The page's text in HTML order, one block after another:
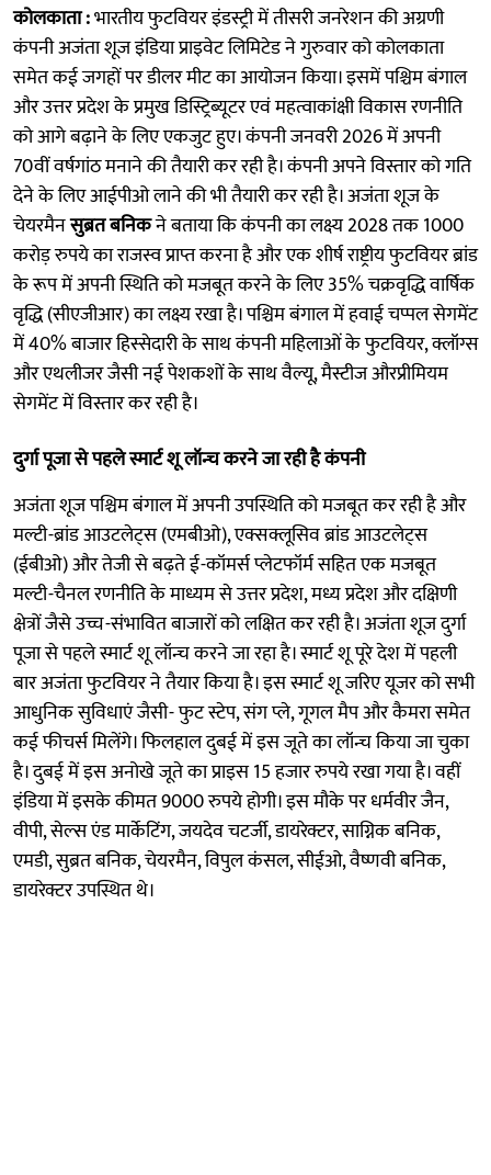
कोलकाता :भारतीय फुटवियर इंडस्ट्री में तीसरी जनरेशन की अग्रणी
कंपनी अजंता शूज इंडिया प्राइवेट लिमिटेड ने गुरुवार को कोलकाता
समेत कई जगहों पर डीलर मीट का आयोजन किया। इसमें पश्चिम बंगाल
और उत्तर प्रदेश के प्रमुख डिस्ट्रिब्यूटर एवं महत्वाकांक्षी विकास रणनीति
को आगे बढ़ाने के लिए एकजुट हुए। कंपनी जनवरी 2026 में अपनी
70वीं वर्षगांठ मनाने की तैयारी कर रही है। कंपनी अपने विस्तार को गति
देने के लिए आईपीओ लाने की भी तैयारी कर रही है। अजंता शूज के
चेयरमैनसुब्रत बनिकने बताया कि कंपनी का लक्ष्य 2028 तक 1000
करोड़ रुपये का राजस्व प्राप्त करना है और एक शीर्ष राष्ट्रीय फुटवियर ब्रांड
के रूप में अपनी स्थिति को मजबूत करने के लिए 35% चक्रवृद्धि वार्षिक
वृद्धि (सीएजीआर) का लक्ष्य रखा है। पश्चिम बंगाल में हवाई चप्पल सेगमेंट
में 40% बाजार हिस्सेदारी के साथ कंपनी महिलाओं के फुटवियर, क्लॉग्स
और एथलीजर जैसी नई पेशकशों के साथ वैल्यू, मैस्टीज औरप्रीमियम
सेगमेंट में विस्तार कर रही है।
दुर्गा पूजा से पहले स्मार्ट शू लॉन्च करने जा रही है कंपनी
अजंता शूज पश्चिम बंगाल में अपनी उपस्थिति को मजबूत कर रही है और
मल्टी-ब्रांड आउटलेट्स (एमबीओ), एक्सक्लूसिव ब्रांड आउटलेट्स
(ईबीओ) और तेजी से बढ़ते ई-कॉमर्स प्लेटफॉर्म सहित एक मजबूत
मल्टी-चैनल रणनीति के माध्यम से उत्तर प्रदेश, मध्य प्रदेश और दक्षिणी
क्षेत्रों जैसे उच्च-संभावित बाजारों को लक्षित कर रही है। अजंता शूज दुर्गा
पूजा से पहले स्मार्ट शू लॉन्च करने जा रहा है। स्मार्ट शू पूरे देश में पहली
बार अजंता फुटवियर ने तैयार किया है। इस स्मार्ट शू जरिए यूजर को सभी
आधुनिक सुविधाएं जैसी- फुट स्टेप, संग प्ले, गूगल मैप और कैमरा समेत
कई फीचर्स मिलेंगे। फिलहाल दुबई में इस जूते का लॉन्च किया जा चुका
है। दुबई में इस अनोखे जूते का प्राइस 15 हजार रुपये रखा गया है। वहीं
इंडिया में इसके कीमत 9000 रुपये होगी। इस मौके पर धर्मवीर जैन,
वीपी, सेल्स एंड मार्केटिंग, जयदेव चटर्जी, डायरेक्टर, साग्निक बनिक,
एमडी, सुब्रत बनिक, चेयरमैन, विपुल कंसल, सीईओ, वैष्णवी बनिक,
डायरेक्टर ​उपस्थित थे।